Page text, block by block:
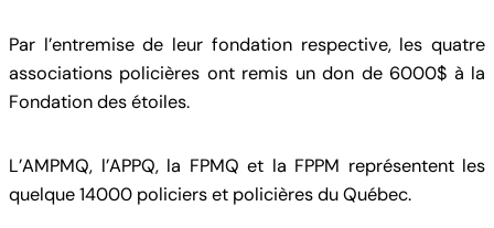
Par l’entremise de leur fondation respective, les quatre
associations policières ont remis un don de 6000$ à la
Fondation des étoiles.
L’AMPMQ, l’APPQ, la FPMQ et la FPPM représentent les
quelque 14000 policiers et policières du Québec.